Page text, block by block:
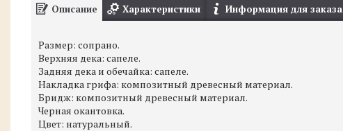
Описание Характеристики Информация для заказа
Размер: сопрано.
Верхняя дека: сапеле.
Задняя дека и обечайка: сапеле.
Накладка грифа: композитный древесный материал.
Бридж: композитный древесный материал.
Черная окантовка.
Цвет: натуральный.